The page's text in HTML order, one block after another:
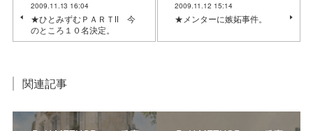
2009.11.13 16:04
★ひとみずむＰＡＲＴⅡ 今
のところ１０名決定。
2009.11.12 15:14
★メンターに嫉妬事件。
関連記事